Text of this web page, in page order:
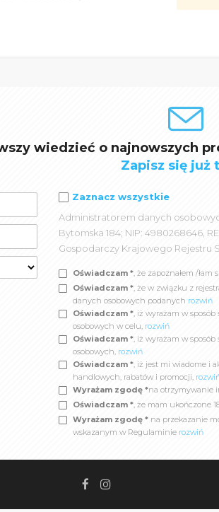
wiedzieć o najnowszych
Zapisz się już
Zaznacz wszystkie
Administratorem danych
Bytomska 184; NIP: 4980268646,
Gospodarczy Krajowego Rejestru
Oświadczam *, że zapoznałem /łam
Oświadczam *, że w związku z
danych osobowych podanych rozwiń
Oświadczam *, iż wyrażam w
osobowych w celu, rozwiń
Oświadczam *, iż wyrażam w
osobowych, rozwiń
Oświadczam *, iż jest mi wiadome i
handlowych, rabatów i promocji,
Wyrażam zgodę *na otrzymywanie
Oświadczam *, że mam ukończone
Wyrażam zgodę * na przekazanie
wskazanym w Regulaminie rozwiń